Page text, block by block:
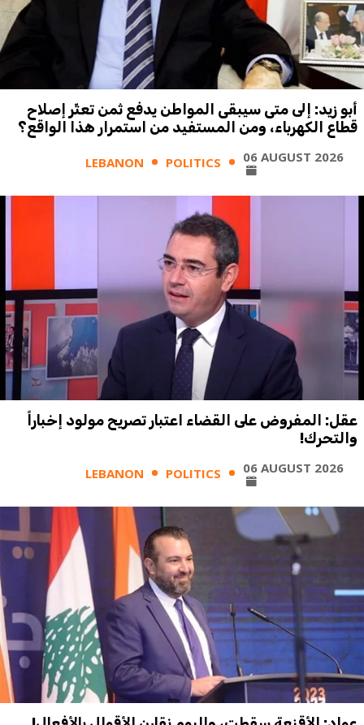
أبو زيد: إلى متى سيبقى المواطن يدفع ثمن تعثّر إصلاح
قطاع الكهرباء، ومن المستفيد من استمرار هذا الواقع؟
LEBANON POLITICS 06 AUGUST 2026
عقل: المفروض على القضاء اعتبار تصريح مولود إخباراً
والتحرك!
LEBANON POLITICS 06 AUGUST 2026